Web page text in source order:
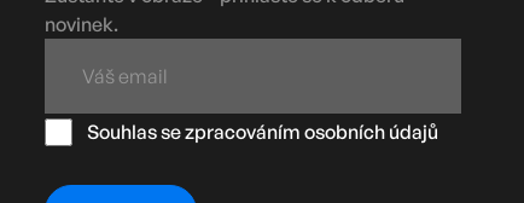
novinek.
Souhlas se zpracováním osobních údajů